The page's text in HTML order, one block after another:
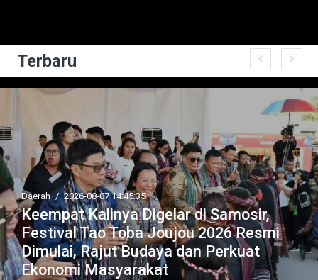
Terbaru
Daerah / 2026-08-07 14:45:35
Keempat Kalinya Digelar di Samosir,
Festival Tao Toba Joujou 2026 Resmi
Dimulai, Rajut Budaya dan Perkuat
Ekonomi Masyarakat